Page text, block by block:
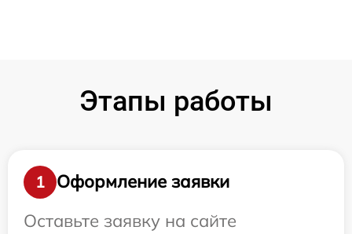
Этапы работы
1
Оформление заявки
Оставьте заявку на сайте